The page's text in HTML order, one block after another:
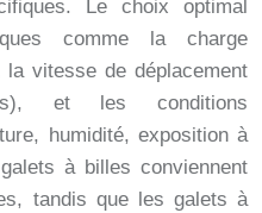
Le choix optimal
comme la charge
vitesse de déplacement
et les conditions
humidité, exposition à
à billes conviennent
tandis que les galets à